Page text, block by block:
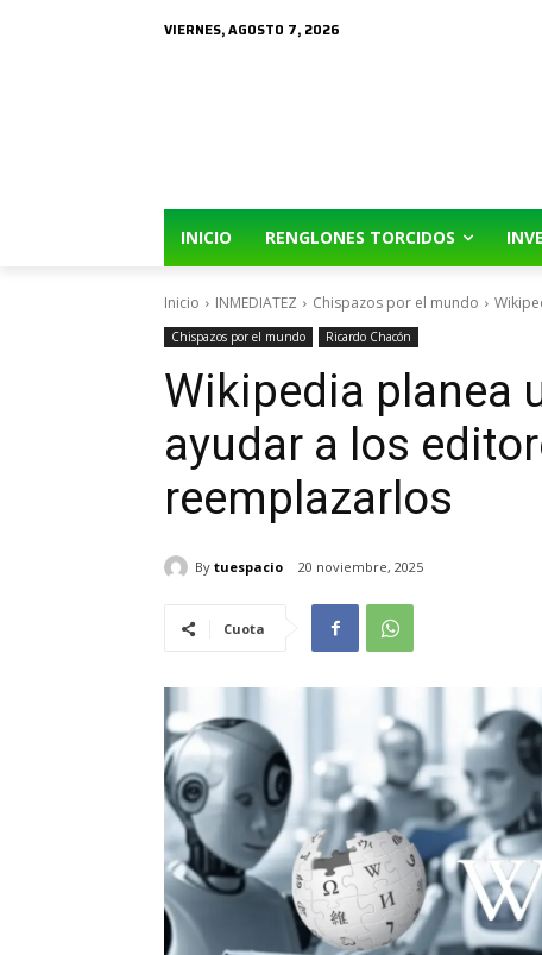
VIERNES, AGOSTO 7, 2026
INICIO RENGLONES TORCIDOS
Inicio INMEDIATEZ Chispazos por el mundo
Chispazos por el mundo Ricardo Chacón
Wikipedia planea
ayudar a los
reemplazarlos
By tuespacio 20 noviembre, 2025
Cuota